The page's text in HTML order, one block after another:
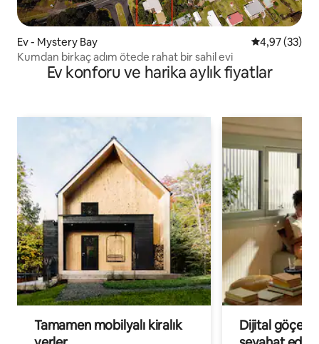
Ev - Mystery Bay 5 üzerinden
4,97 (33)
Kumdan birkaç adım ötede rahat bir sahil evi
Ev konforu ve harika aylık fiyatlar
Tamamen mobilyalı kiralık
Dijital